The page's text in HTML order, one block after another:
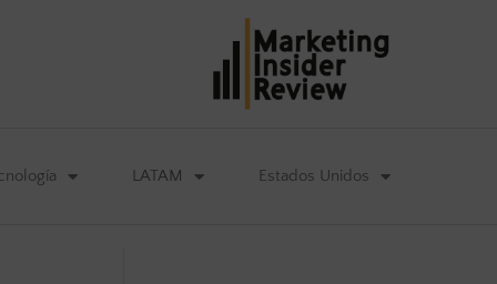
LATAM Estados Unidos